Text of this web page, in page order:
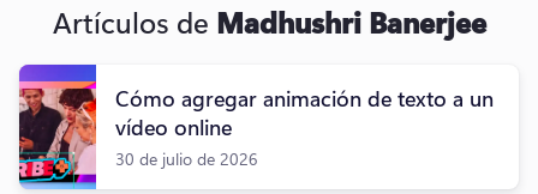
Artículos de Madhushri Banerjee
Cómo agregar animación de texto a un
vídeo online
30 de julio de 2026